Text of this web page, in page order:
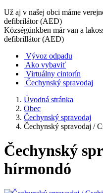
Už aj v našej obci máme
defibrilátor (AED)
Községünkben már van a
defibrillátor (AED)
Vývoz odpadu
Ako vybaviť
Virtuálny cintorín
Čechynský spravodaj
Úvodná stránka
Obec
Čechynský spravodaj
Čechynský spravodaj /
Čechynský
hírmondó